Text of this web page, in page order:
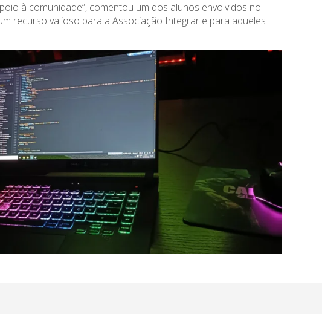
à comunidade”, comentou um dos alunos envolvidos no
recurso valioso para a Associação Integrar e para aqueles